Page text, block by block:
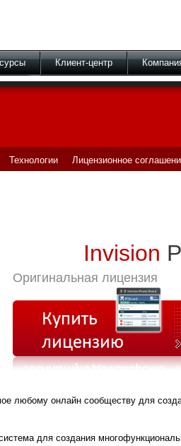
Клиент-центр
Технологии Лицензионное
Invision
Оригинальная лицензия
любому онлайн сообществу для
для создания